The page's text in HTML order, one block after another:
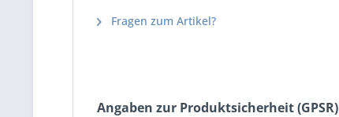
Fragen zum Artikel?
Angaben zur Produktsicherheit (GPSR)